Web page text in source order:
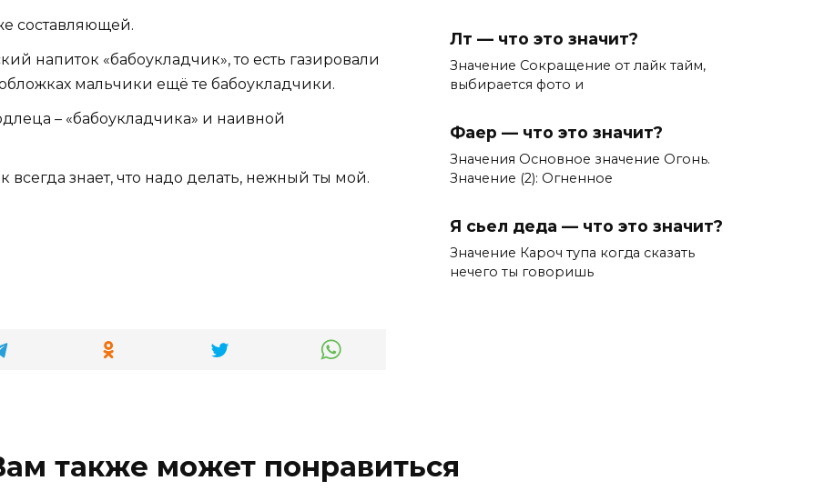
составляющей.
напиток «бабоукладчик», то есть газировали
мальчики ещё те бабоукладчики.
– «бабоукладчика» и наивной
знает, что надо делать, нежный ты мой.
Лт — что это значит?
Значение Сокращение от лайк тайм,
выбирается фото и
Фаер — что это значит?
Значения Основное значение Огонь.
Значение (2): Огненное
Я сьел деда — что это значит?
Значение Кароч тупа когда сказать
нечего ты говоришь
также может понравиться